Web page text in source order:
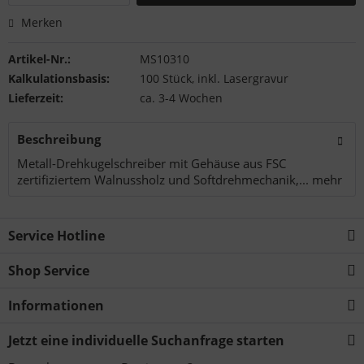
Merken
Artikel-Nr.:
MS10310
Kalkulationsbasis:
100 Stück, inkl. Lasergravur
Lieferzeit:
ca. 3-4 Wochen
Beschreibung
Metall-Drehkugelschreiber mit Gehäuse aus FSC
zertifiziertem Walnussholz und Softdrehmechanik,... mehr
Service Hotline
Shop Service
Informationen
Jetzt eine individuelle Suchanfrage starten